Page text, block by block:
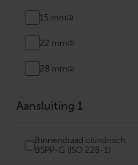
15 mm (1)
22 mm (1)
28 mm (1)
Aansluiting 1
Binnendraad cilindrisch
BSPP-G (ISO 228-1)